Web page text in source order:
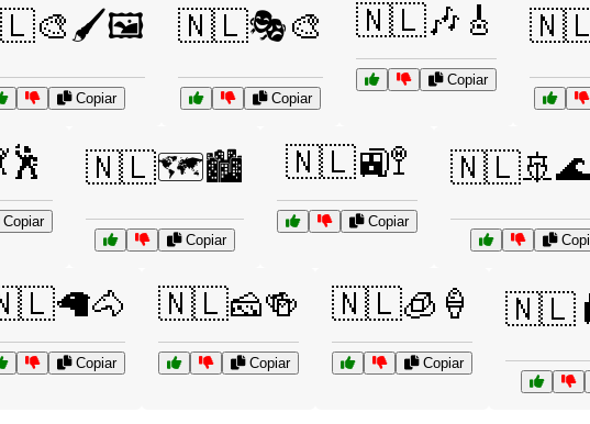
Copiar
🇳🇱🎭🎨
Copiar
🇳🇱🎶🎸
Copiar
Copiar
🇳🇱🗺️🏙️
Copiar
🇳🇱🚉🚏
Copiar
Copiar
🇳🇱🧀🍻
Copiar
🇳🇱🧊🍦
Copiar